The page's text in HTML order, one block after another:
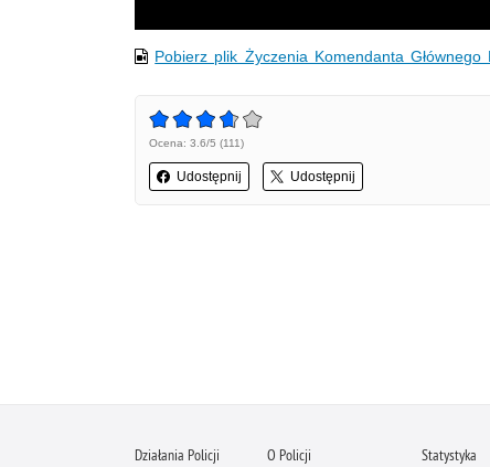
Pobierz plik Życzenia Komendanta Głównego
Ocena: 3.6/5 (111)
Udostępnij Udostępnij
Działania Policji O Policji Statystyka